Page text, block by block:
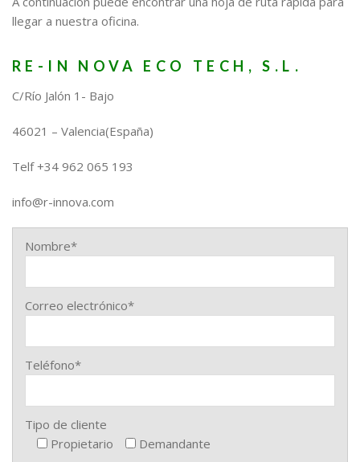
llegar a nuestra oficina.
RE-IN NOVA ECO TECH, S.L.
C/Río Jalón 1- Bajo
46021 – Valencia(España)
Telf +34 962 065 193
info@r-innova.com
Nombre*
Correo electrónico*
Teléfono*
Tipo de cliente
Propietario
Demandante